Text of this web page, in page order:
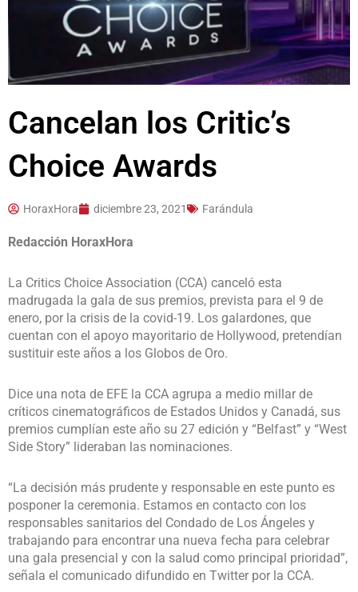
Cancelan los Critic’s
Choice Awards
HoraxHora diciembre 23, 2021 Farándula
Redacción HoraxHora
La Critics Choice Association (CCA) canceló esta
madrugada la gala de sus premios, prevista para el 9 de
enero, por la crisis de la covid-19. Los galardones, que
cuentan con el apoyo mayoritario de Hollywood, pretendían
sustituir este años a los Globos de Oro.
Dice una nota de EFE la CCA agrupa a medio millar de
críticos cinematográficos de Estados Unidos y Canadá, sus
premios cumplían este año su 27 edición y “Belfast” y “West
Side Story” lideraban las nominaciones.
“La decisión más prudente y responsable en este punto es
posponer la ceremonia. Estamos en contacto con los
responsables sanitarios del Condado de Los Ángeles y
trabajando para encontrar una nueva fecha para celebrar
una gala presencial y con la salud como principal prioridad”,
señala el comunicado difundido en Twitter por la CCA.